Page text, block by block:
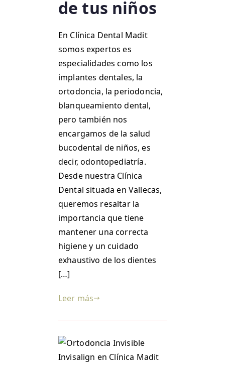
de tus niños
En Clínica Dental Madit
somos expertos es
especialidades como los
implantes dentales, la
ortodoncia, la periodoncia,
blanqueamiento dental,
pero también nos
encargamos de la salud
bucodental de niños, es
decir, odontopediatría.
Desde nuestra Clínica
Dental situada en Vallecas,
queremos resaltar la
importancia que tiene
mantener una correcta
higiene y un cuidado
exhaustivo de los dientes
[…]
Leer más